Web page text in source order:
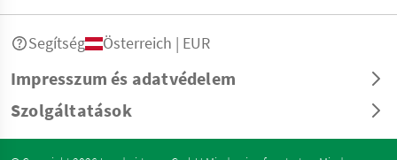
Impresszum és adatvédelem
Szolgáltatások
Segítség Österreich | EUR